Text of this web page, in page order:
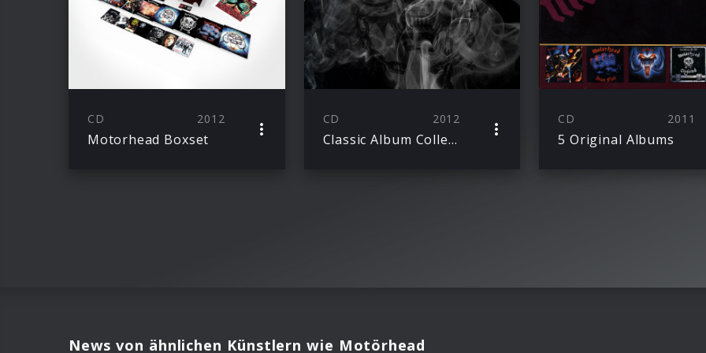
CD 2012
Motorhead Boxset
CD 2012
Classic Album Collection
CD 2011
5 Original Albums
News von ähnlichen Künstlern wie Motörhead